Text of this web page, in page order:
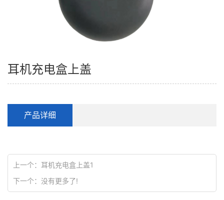
耳机充电盒上盖
产品详细
上一个： 耳机充电盒上盖1
下一个： 没有更多了!